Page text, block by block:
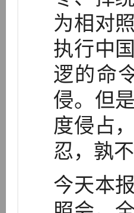
为相对
执行中
逻的命
侵。但
度侵占
忍，孰不
今天本